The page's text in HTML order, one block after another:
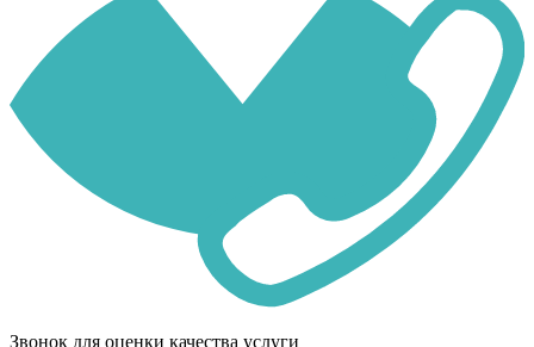
Звонок для оценки качества услуги